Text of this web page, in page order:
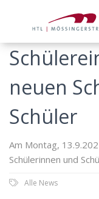
neuen
Schüler
Am Montag,
Schülerinnen und
Alle News